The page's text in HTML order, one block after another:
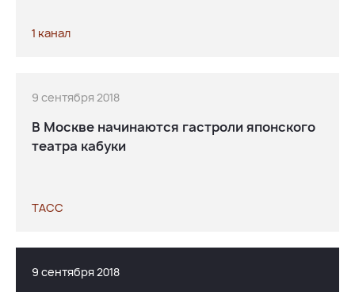
1 канал
9 сентября 2018
В Москве начинаются гастроли японского
театра кабуки
ТАСС
9 сентября 2018